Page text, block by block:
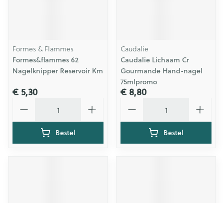
Formes & Flammes
Formes&flammes 62
Nagelknipper Reservoir Km
€ 5,30
Bestel
Caudalie
Caudalie Lichaam Cr
Gourmande Hand-nagel
75mlpromo
€ 8,80
Bestel